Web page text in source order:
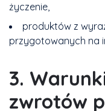
życzenie,
produktów z
przygotowanych na
3.
zwrotów